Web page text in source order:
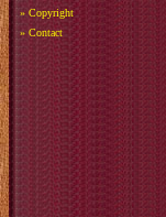
» Copyright
» Contact